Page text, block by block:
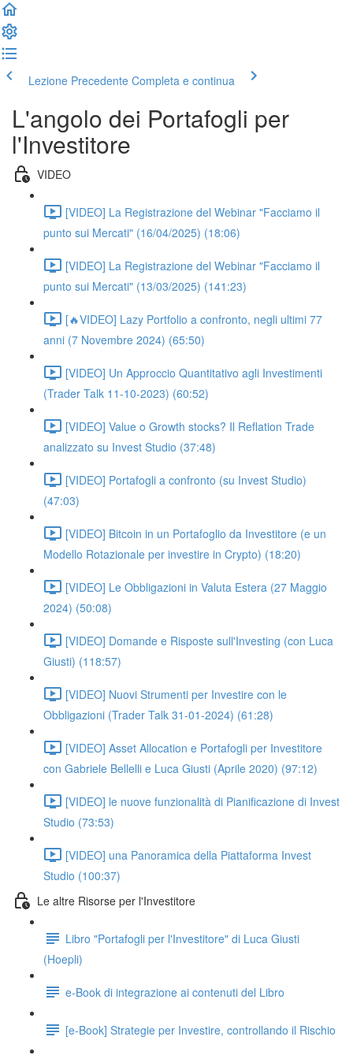
Lezione Precedente Completa e continua
L'angolo dei Portafogli per
l'Investitore
VIDEO
[VIDEO] La Registrazione del Webinar "Facciamo il
punto sui Mercati" (16/04/2025) (18:06)
[VIDEO] La Registrazione del Webinar "Facciamo il
punto sui Mercati" (13/03/2025) (141:23)
[🔥VIDEO] Lazy Portfolio a confronto, negli ultimi 77
anni (7 Novembre 2024) (65:50)
[VIDEO] Un Approccio Quantitativo agli Investimenti
(Trader Talk 11-10-2023) (60:52)
[VIDEO] Value o Growth stocks? Il Reflation Trade
analizzato su Invest Studio (37:48)
[VIDEO] Portafogli a confronto (su Invest Studio)
(47:03)
[VIDEO] Bitcoin in un Portafoglio da Investitore (e un
Modello Rotazionale per investire in Crypto) (18:20)
[VIDEO] Le Obbligazioni in Valuta Estera (27 Maggio
2024) (50:08)
[VIDEO] Domande e Risposte sull'Investing (con Luca
Giusti) (118:57)
[VIDEO] Nuovi Strumenti per Investire con le
Obbligazioni (Trader Talk 31-01-2024) (61:28)
[VIDEO] Asset Allocation e Portafogli per Investitore
con Gabriele Bellelli e Luca Giusti (Aprile 2020) (97:12)
[VIDEO] le nuove funzionalità di Pianificazione di Invest
Studio (73:53)
[VIDEO] una Panoramica della Piattaforma Invest
Studio (100:37)
Le altre Risorse per l'Investitore
Libro "Portafogli per l'Investitore" di Luca Giusti
(Hoepli)
e-Book di integrazione ai contenuti del Libro
[e-Book] Strategie per Investire, controllando il Rischio